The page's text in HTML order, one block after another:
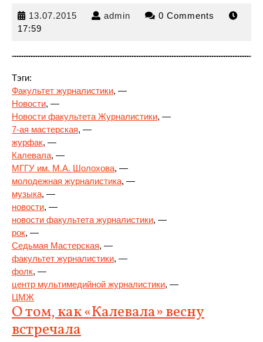
13.07.2015 13.07.2015
admin admin 0 Comments
17:59
Тэги:
Факультет журналистики, —
Новости, —
Новости факультета Журналистики, —
7-ая мастерская, —
журфак, —
Калевала, —
МГГУ им. М.А. Шолохова, —
молодежная журналистика, —
музыка, —
новости, —
новости факультета журналистики, —
рок, —
Седьмая Мастерская, —
факультет журналистики, —
фолк, —
центр мультимедийной журналистики, —
ЦМЖ
О том, как «Калевала» весну
встречала